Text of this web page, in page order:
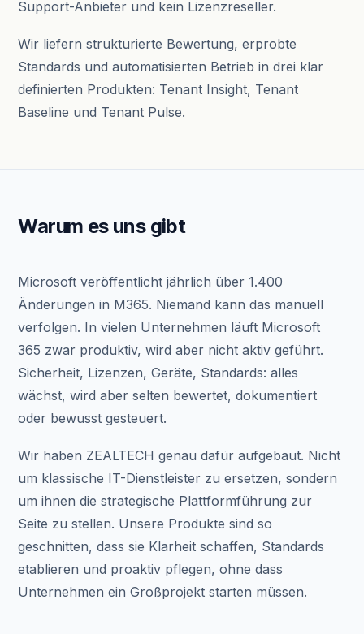
Support-Anbieter und kein Lizenzreseller.
Wir liefern strukturierte Bewertung, erprobte
Standards und automatisierten Betrieb in drei klar
definierten Produkten: Tenant Insight, Tenant
Baseline und Tenant Pulse.
Warum es uns gibt
Microsoft veröffentlicht jährlich über 1.400
Änderungen in M365. Niemand kann das manuell
verfolgen. In vielen Unternehmen läuft Microsoft
365 zwar produktiv, wird aber nicht aktiv geführt.
Sicherheit, Lizenzen, Geräte, Standards: alles
wächst, wird aber selten bewertet, dokumentiert
oder bewusst gesteuert.
Wir haben ZEALTECH genau dafür aufgebaut. Nicht
um klassische IT-Dienstleister zu ersetzen, sondern
um ihnen die strategische Plattformführung zur
Seite zu stellen. Unsere Produkte sind so
geschnitten, dass sie Klarheit schaffen, Standards
etablieren und proaktiv pflegen, ohne dass
Unternehmen ein Großprojekt starten müssen.